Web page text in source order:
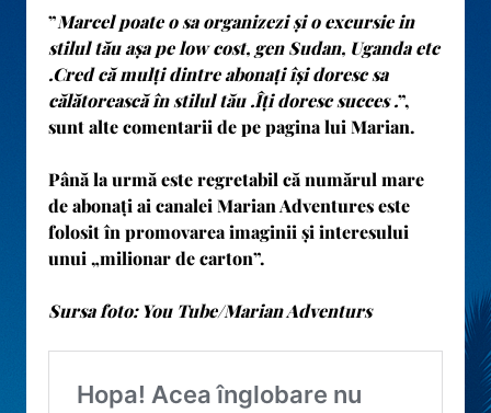
”Marcel poate o sa organizezi și o excursie in
stilul tău așa pe low cost, gen Sudan, Uganda etc
.Cred că mulți dintre abonați își doresc sa
călătorească în stilul tău .Îți doresc succes .”,
sunt alte comentarii de pe pagina lui Marian.
Până la urmă este regretabil că numărul mare
de abonați ai canalei Marian Adventureseste
folosit în promovarea imaginii și interesului
unui „milionar de carton”.
Sursa foto: You Tube/Marian Adventurs